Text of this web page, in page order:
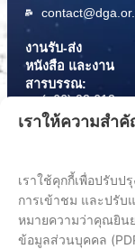
งานรับ-ส่ง
หนังสือ และงาน
สารบรรณ:
(+66) 02 612
6000
Center:
(+66) 02 612
เราให้ความสำ
เราใช้คุกกี้เพื่อปรับป
การเข้าชม และปรับ
หมายความว่าคุณยิน
ข้อมูลส่วนบุคคล